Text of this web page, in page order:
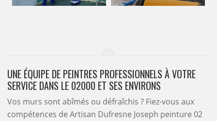
UNE ÉQUIPE DE PEINTRES PROFESSIONNELS À VOTRE
SERVICE DANS LE 02000 ET SES ENVIRONS
Vos murs sont abîmés ou défraîchis ? Fiez-vous aux
compétences de Artisan Dufresne Joseph peinture 02